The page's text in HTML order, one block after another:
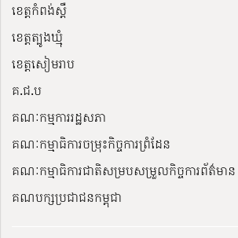
ខេត្តកំពង់ស្ពឺ
ខេត្តត្បូងឃ្មុំ
ខេត្តសៀមរាប
គ.ជ.ប
គណៈកម្មការរដ្ឋសភា
គណៈកម្មាធិការចម្រុះកិច្ចការព្រំដែន
គណៈកម្មាធិការជាតិសម្របសម្រួលកិច្ចការព័ត៌មាន
គណបក្សប្រជាជនកម្ពុជា